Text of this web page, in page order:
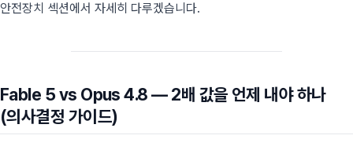
안전장치 섹션에서 자세히 다루겠습니다.
Fable 5 vs Opus 4.8 — 2배 값을 언제 내야 하나
(의사결정 가이드)